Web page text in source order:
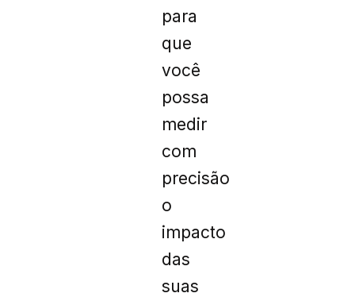
para
que
você
possa
medir
com
precisão
o
impacto
das
suas